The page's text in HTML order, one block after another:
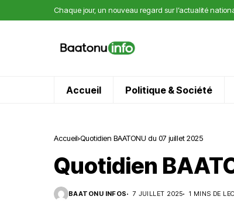
Chaque jour, un nouveau regard sur l’actualité
Accueil Politique & Société
Accueil Quotidien BAATONU du 07 juillet 2025
Quotidien
BAATONU INFOS 7 JUILLET 2025 1 MINS DE